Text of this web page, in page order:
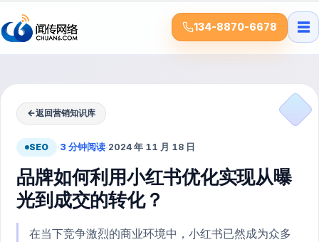
134-8870-6678 ☰
←返回营销知识库
SEO ·3 分钟阅读·2024 年 11 月 18 日
品牌如何利用小红书优化实现从曝
光到成交的转化？
在当下竞争激烈的商业环境中，小红书已然成为众多